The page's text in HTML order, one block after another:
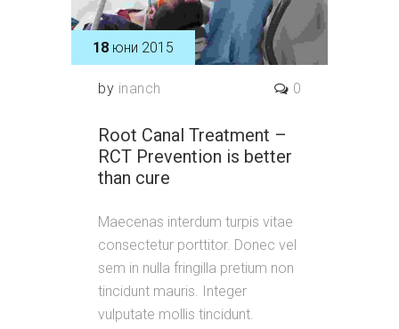
18 юни 2015
by inanch 0
Root Canal Treatment –
RCT Prevention is better
than cure
Maecenas interdum turpis vitae
consectetur porttitor. Donec vel
sem in nulla fringilla pretium non
tincidunt mauris. Integer
vulputate mollis tincidunt.